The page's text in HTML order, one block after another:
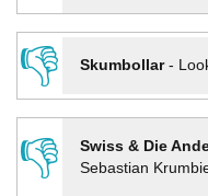
👎
Skumbollar-
👎
Swiss & Die
Sebastian